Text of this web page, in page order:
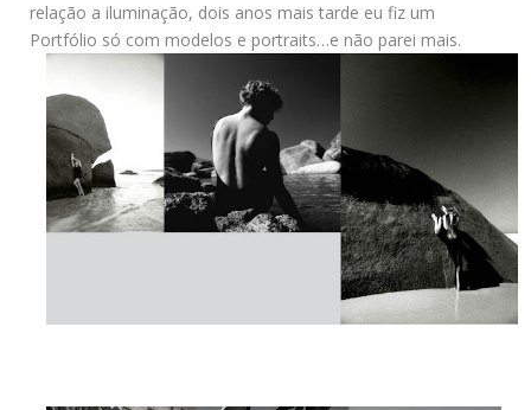
relação a iluminação, dois anos mais tarde eu fiz um
Portfólio só com modelos e portraits…e não parei mais.